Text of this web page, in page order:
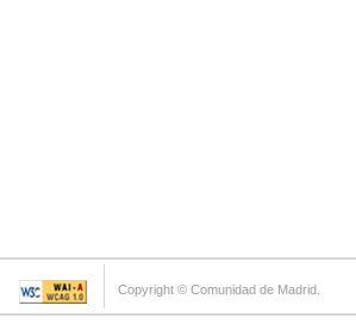
Copyright © Comunidad de Madrid.